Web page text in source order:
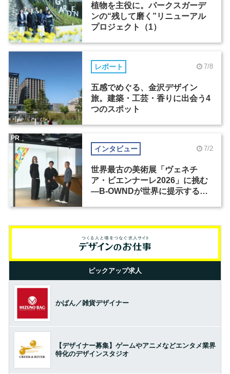
植物を主役に。パークスガーデ
ンの“残して磨く”リニューアル
プロジェクト（1）
レポート 7/8
五感でめぐる、金沢デザイン
旅。建築・工芸・香りに出会う4
つのスポット
インタビュー 7/2
世界最古の美術展「ヴェネチ
ア・ビエンナーレ2026」に挑む
―B-OWNDが世界に提示する美
PR
ピックアップ求人
かばん／雑貨デザイナー
【デザイナー募集】ゲームやアニメなどエンタメ業界
特化のデザインスタジオ